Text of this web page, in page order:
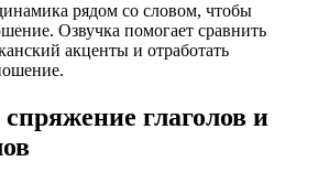
рядом со словом, чтобы
Озвучка помогает сравнить
акценты и отработать
глаголов и